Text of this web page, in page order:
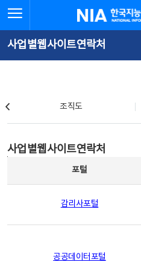
문
로
가
체
뉴
바
가
한국지능정보사회
사업별웹사이트연락처
조직도
사업별웹사이트연락처
포털
감리사포털
공공데이터포털